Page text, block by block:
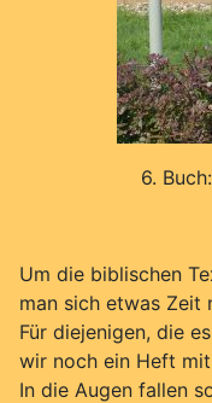
6.
Um die biblischen
man sich etwas Zeit
Für diejenigen, die
wir noch ein Heft
In die Augen fallen